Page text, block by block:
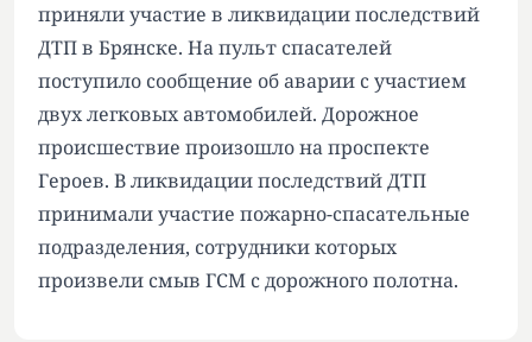
приняли участие в ликвидации последствий
ДТП в Брянске. На пульт спасателей
поступило сообщение об аварии с участием
двух легковых автомобилей. Дорожное
происшествие произошло на проспекте
Героев. В ликвидации последствий ДТП
принимали участие пожарно-спасательные
подразделения, сотрудники которых
произвели смыв ГСМ с дорожного полотна.